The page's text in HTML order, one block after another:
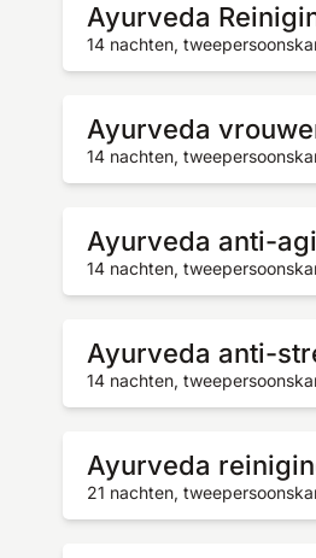
Ayurveda
14 nachten,
Ayurveda
14 nachten,
Ayurveda anti-
14 nachten,
Ayurveda anti-
14 nachten,
Ayurveda
21 nachten,